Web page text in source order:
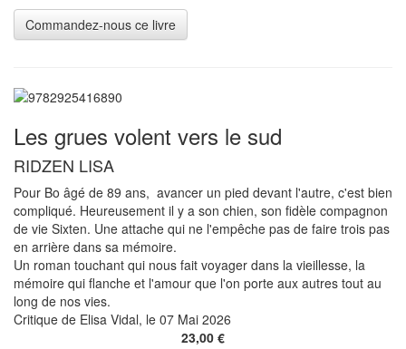
Les grues volent vers le sud
RIDZEN LISA
Pour Bo âgé de 89 ans, avancer un pied devant l'autre, c'est bien
compliqué. Heureusement il y a son chien, son fidèle compagnon
de vie Sixten. Une attache qui ne l'empêche pas de faire trois pas
en arrière dans sa mémoire.
Un roman touchant qui nous fait voyager dans la vieillesse, la
mémoire qui flanche et l'amour que l'on porte aux autres tout au
long de nos vies.
Critique de Elisa Vidal, le 07 Mai 2026
23,00 €